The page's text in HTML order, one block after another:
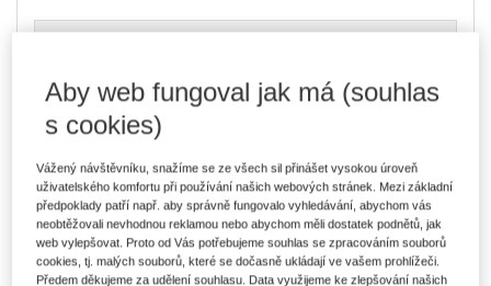
Co je Smarteca?
Kde najdu soubory e-knih?
Upozorňujeme, že v období od 1.8. do 21.8. z technických
důvodů nemůžeme vystavovat daňové doklady. Budou vám
zaslány dodatečně e-mailem.
ks Vložit do košíku
Aby web fungoval jak má (souhlas
s cookies)
Vážený návštěvníku, snažíme se ze všech sil přinášet vysokou úroveň
uživatelského komfortu při používání našich webových stránek. Mezi základní
předpoklady patří např. aby správně fungovalo vyhledávání, abychom vás
neobtěžovali nevhodnou reklamou nebo abychom měli dostatek podnětů, jak
web vylepšovat. Proto od Vás potřebujeme souhlas se zpracováním souborů
cookies, tj. malých souborů, které se dočasně ukládají ve vašem prohlížeči.
Předem děkujeme za udělení souhlasu. Data využijeme ke zlepšování našich